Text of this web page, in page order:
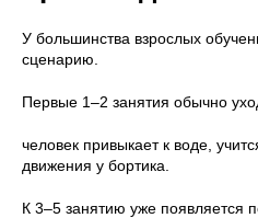
У большинства взрослых
сценарию.
Первые 1–2 занятия обычно
человек привыкает к воде,
движения у бортика.
К 3–5 занятию уже появляется